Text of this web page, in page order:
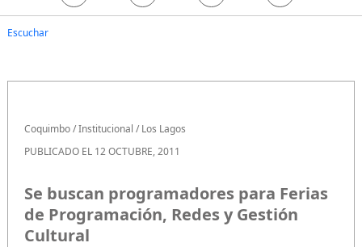
Escuchar
Coquimbo/Institucional /Los Lagos
PUBLICADO EL 12 OCTUBRE, 2011
Se buscan programadores para Ferias
de Programación, Redes y Gestión
Cultural